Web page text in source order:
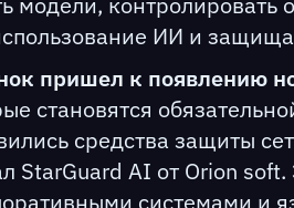
ИИ и
пришел к появлению
становятся
средства защиты
StarGuard AI от Orion
системами и